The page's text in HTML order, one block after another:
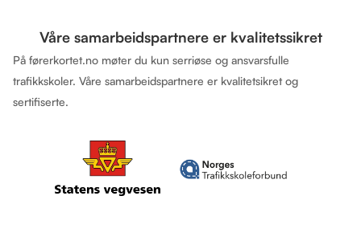
Våre samarbeidspartnere er kvalitetssikret
På førerkortet.no møter du kun serriøse og ansvarsfulle
trafikkskoler. Våre samarbeidspartnere er kvalitetsikret og
sertifiserte.